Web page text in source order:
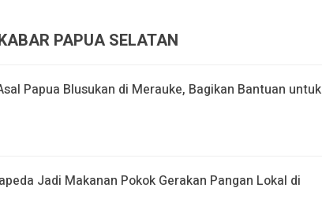
PAPUA SELATAN
Papua Blusukan di Merauke, Bagikan Bantuan untuk
Jadi Makanan Pokok Gerakan Pangan Lokal di